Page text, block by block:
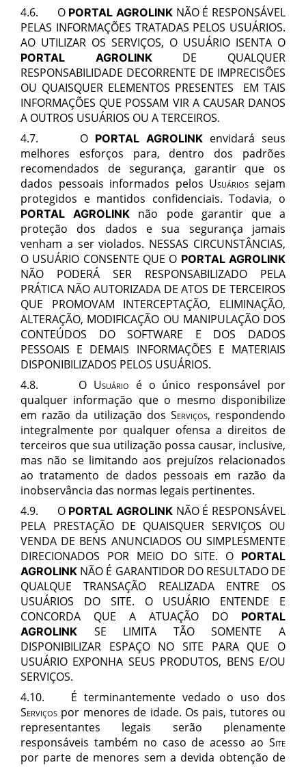
4.6. O PORTAL AGROLINK NÃO É RESPONSÁVEL
PELAS INFORMAÇÕES TRATADAS PELOS USUÁRIOS.
AO UTILIZAR OS SERVIÇOS, O USUÁRIO ISENTA O
PORTAL AGROLINKDE QUALQUER
RESPONSABILIDADE DECORRENTE DE IMPRECISÕES
OU QUAISQUER ELEMENTOS PRESENTES EM TAIS
INFORMAÇÕES QUE POSSAM VIR A CAUSAR DANOS
A OUTROS USUÁRIOS OU A TERCEIROS.
4.7. O PORTAL AGROLINKenvidará seus
melhores esforços para, dentro dos padrões
recomendados de segurança, garantir que os
dados pessoais informados pelos Usuários sejam
protegidos e mantidos confidenciais. Todavia, o
PORTAL AGROLINK não pode garantir que a
proteção dos dados e sua segurança jamais
venham a ser violados. NESSAS CIRCUNSTÂNCIAS,
O USUÁRIO CONSENTE QUE O PORTAL AGROLINK
NÃO PODERÁ SER RESPONSABILIZADO PELA
PRÁTICA NÃO AUTORIZADA DE ATOS DE TERCEIROS
QUE PROMOVAM INTERCEPTAÇÃO, ELIMINAÇÃO,
ALTERAÇÃO, MODIFICAÇÃO OU MANIPULAÇÃO DOS
CONTEÚDOS DOSOFTWARE E DOS DADOS
PESSOAIS E DEMAIS INFORMAÇÕES E MATERIAIS
DISPONIBILIZADOS PELOS USUÁRIOS.
4.8. O Usuário é o único responsável por
qualquer informação que o mesmo disponibilize
em razão da utilização dos Serviços, respondendo
integralmente por qualquer ofensa a direitos de
terceiros que sua utilização possa causar, inclusive,
mas não se limitando aos prejuízos relacionados
ao tratamento de dados pessoais em razão da
inobservância das normas legais pertinentes.
4.9. O PORTAL AGROLINK NÃO É RESPONSÁVEL
PELA PRESTAÇÃO DE QUAISQUER SERVIÇOS OU
VENDA DE BENS ANUNCIADOS OU SIMPLESMENTE
DIRECIONADOS POR MEIO DOSITE. O PORTAL
AGROLINK NÃO É GARANTIDOR DO RESULTADO DE
QUALQUE TRANSAÇÃO REALIZADA ENTRE OS
USUÁRIOS DO SITE. O USUÁRIO ENTENDE E
CONCORDA QUE A ATUAÇÃO DO PORTAL
AGROLINK SE LIMITA TÃO SOMENTE A
DISPONIBILIZAR ESPAÇO NO SITE PARA QUE O
USUÁRIO EXPONHA SEUS PRODUTOS, BENS E/OU
SERVIÇOS.
4.10. É terminantemente vedado o uso dos
Serviços por menores de idade. Os pais, tutores ou
representantes legais serão plenamente
responsáveis também no caso de acesso ao Site
por parte de menores sem a devida obtenção de